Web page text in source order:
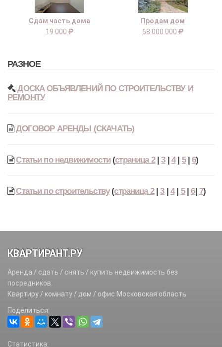
Сдам часть дома
19 000
Продам дом
68 000 000
РАЗНОЕ
ДОСКА ОБЪЯВЛЕНИЙ ПО СТРОИТЕЛЬСТВУ И
РЕМОНТУ
ДОГОВОР АРЕНДЫ (СКАЧАТЬ)
Статьи по недвижимости(страница 2|3| 4| 5|6)
Статьи по строительству(страница 2|3|4| 5|6| 7)
КВАРТИРАНТ.РУ
Аренда / сдать / снять / купить недвижимость без
посредников.
Квартиру / комнату / дом / офис Московская область
Поделиться:
Статистика: